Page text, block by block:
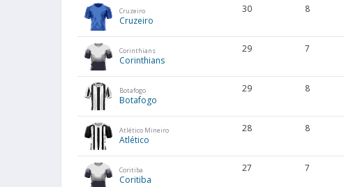
Cruzeiro
Cruzeiro
30 8
Corinthians
Corinthians
29 7
Botafogo
Botafogo
29 8
Atlético Mineiro
Atlético
28 8
Coritiba
Coritiba
27 7